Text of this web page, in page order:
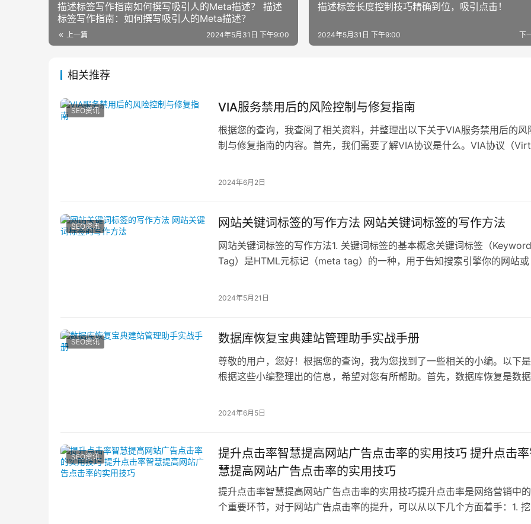
描述标签写作指南如何撰写吸引人的Meta描述？ 描述
标签写作指南：如何撰写吸引人的Meta描述？
上一篇 2024年5月31日 下午9:00
描述标签长度控制技巧精确到位，吸引点击！
下
2024年5月31日 下午9:00
相关推荐
SEO资讯 VIA服务禁用后的风险控制与修复指南
根据您的查询，我查阅了相关资料，并整理出以下关于VIA服务禁用后的风
制与修复指南的内容。首先，我们需要了解VIA协议是什么。VIA协议（
2024年6月2日
SEO资讯 网站关键词标签的写作方法 网站关键词标签的写作方法
网站关键词标签的写作方法1. 关键词标签的基本概念关键词标签（Keyword
Tag）是HTML元标记（meta tag）的一种，用于告知搜索引擎你的网站或
2024年5月21日
SEO资讯 数据库恢复宝典建站管理助手实战手册
尊敬的用户，您好！根据您的查询，我为您找到了一些相关的小编。以下
根据这些小编整理出的信息，希望对您有所帮助。首先，数据库恢复是数
2024年6月5日
SEO资讯
提升点击率智慧提高网站广告点击率的实用技巧 提升点击
慧提高网站广告点击率的实用技巧
提升点击率智慧提高网站广告点击率的实用技巧提升点击率是网络营销中
个重要环节，对于网站广告点击率的提升，可以从以下几个方面着手：1.